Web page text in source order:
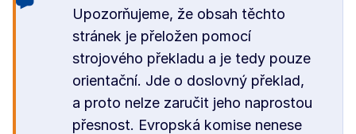
Upozorňujeme, že obsah těchto
stránek je přeložen pomocí
strojového překladu a je tedy pouze
orientační. Jde o doslovný překlad,
a proto nelze zaručit jeho naprostou
přesnost. Evropská komise nenese